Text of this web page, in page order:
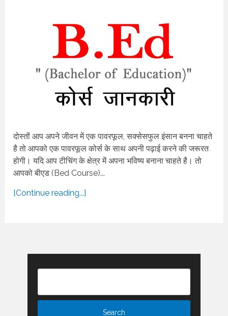
दोस्तों आप अपने जीवन में एक पावरफूल, सक्सेसफुल इंसान बनना चाहते
है तो आपको एक पावरफूल कोर्स के साथ अपनी पढ़ाई करने की जरूरत
होगी। यदि आप टीचिंग के क्षेत्र में अपना भविष्य बनाना चाहते है। तो
आपको बीएड (Bed Course)...
[Continue reading...]